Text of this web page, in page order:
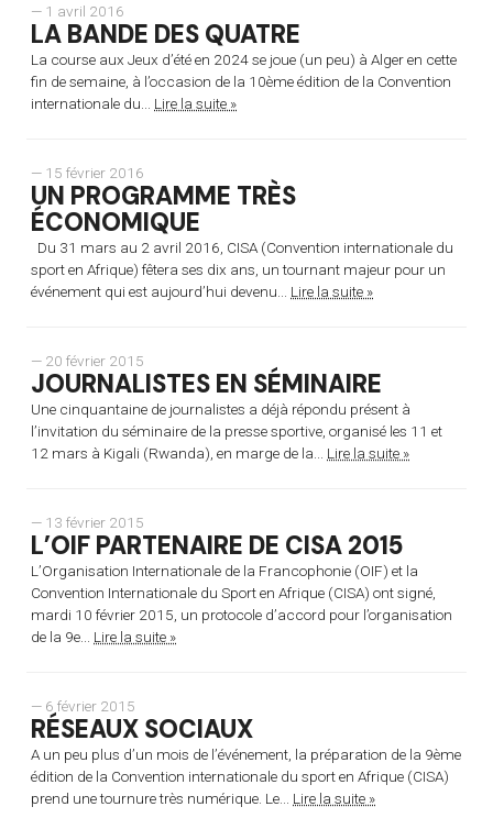
— 1 avril 2016
LA BANDE DES QUATRE
La course aux Jeux d’été en 2024 se joue (un peu) à Alger en cette
fin de semaine, à l’occasion de la 10ème édition de la Convention
internationale du... Lire la suite »
— 15 février 2016
UN PROGRAMME TRÈS
ÉCONOMIQUE
Du 31 mars au 2 avril 2016, CISA (Convention internationale du
sport en Afrique) fêtera ses dix ans, un tournant majeur pour un
événement qui est aujourd’hui devenu... Lire la suite »
— 20 février 2015
JOURNALISTES EN SÉMINAIRE
Une cinquantaine de journalistes a déjà répondu présent à
l’invitation du séminaire de la presse sportive, organisé les 11 et
12 mars à Kigali (Rwanda), en marge de la... Lire la suite »
— 13 février 2015
L’OIF PARTENAIRE DE CISA 2015
L’Organisation Internationale de la Francophonie (OIF) et la
Convention Internationale du Sport en Afrique (CISA) ont signé,
mardi 10 février 2015, un protocole d’accord pour l’organisation
de la 9e... Lire la suite »
— 6 février 2015
RÉSEAUX SOCIAUX
A un peu plus d’un mois de l’événement, la préparation de la 9ème
édition de la Convention internationale du sport en Afrique (CISA)
prend une tournure très numérique. Le... Lire la suite »